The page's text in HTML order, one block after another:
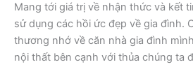
Mang tới giá trị về nhận thức và kết
sử dụng các hồi ức đẹp về gia đình.
thương nhớ về căn nhà gia đình
nội thất bên cạnh với thủa chúng ta